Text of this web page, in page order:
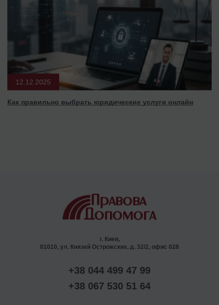
12.12.2025
Как правильно выбрать юридические услуги онлайн
г. Киев,
01010, ул. Князей Острожских, д. 32/2, офис 028
+38 044 499 47 99
+38 067 530 51 64